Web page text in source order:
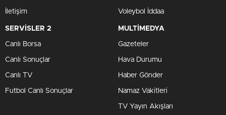
İletişim Voleybol İddaa
SERVİSLER 2
Canlı Borsa
Canlı Sonuçlar
Canlı TV
Futbol Canlı Sonuçlar
MULTİMEDYA
Gazeteler
Hava Durumu
Haber Gönder
Namaz Vakitleri
TV Yayın Akışları